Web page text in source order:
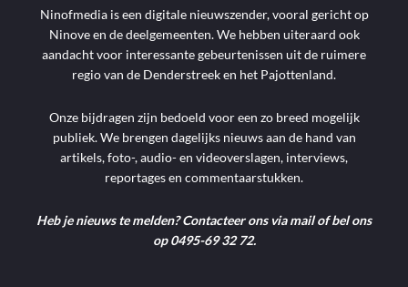
Ninofmedia is een digitale nieuwszender, vooral gericht op
Ninove en de deelgemeenten. We hebben uiteraard ook
aandacht voor interessante gebeurtenissen uit de ruimere
regio van de Denderstreek en het Pajottenland.
Onze bijdragen zijn bedoeld voor een zo breed mogelijk
publiek. We brengen dagelijks nieuws aan de hand van
artikels, foto-, audio- en videoverslagen, interviews,
reportages en commentaarstukken.
Heb je nieuws te melden? Contacteer ons via mail of bel ons
op 0495-69 32 72.